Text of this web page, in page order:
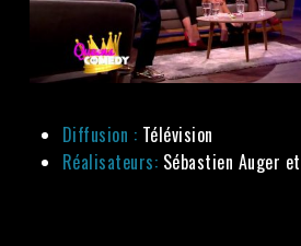
Diffusion : Télévision
Réalisateurs: Sébastien Auger